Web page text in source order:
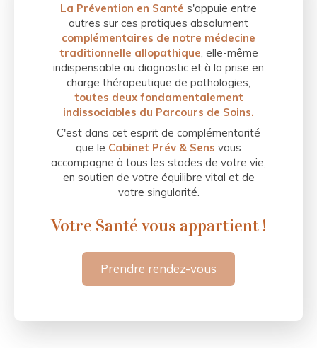
La Prévention en Santé s'appuie entre
autres sur ces pratiques absolument
complémentaires de notre médecine
traditionnelle allopathique , elle-même
indispensable au diagnostic et à la prise en
charge thérapeutique de pathologies,
toutes deux fondamentalement
indissociables du Parcours de Soins.
C'est dans cet esprit de complémentarité
que le Cabinet Prév & Sens vous
accompagne à tous les stades de votre vie,
en soutien de votre équilibre vital et de
votre singularité.
Votre Santé vous appartient !
Prendre rendez-vous